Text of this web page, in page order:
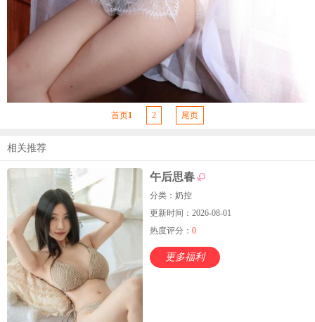
首页1 2 尾页
相关推荐
午后思春
分类：奶控
更新时间：2026-08-01
热度评分：0
更多福利